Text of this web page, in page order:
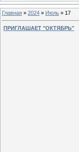
Главная » 2024 » Июль » 17
ПРИГЛАШАЕТ "ОКТЯБРЬ"